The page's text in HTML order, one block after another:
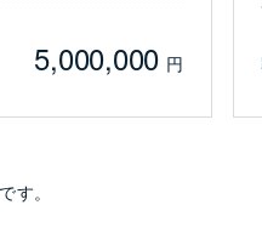
5,000,000 円
す。